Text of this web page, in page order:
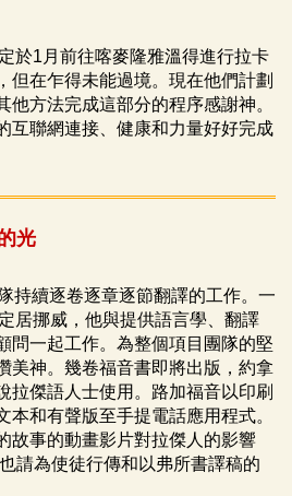
於1月前往喀麥隆雅溫得進行拉卡
但在乍得未能過境。現在他們計劃
他方法完成這部分的程序感謝神。
互聯網連接、健康和力量好好完成
光
持續逐卷逐章逐節翻譯的工作。一
居挪威，他與提供語言學、翻譯
問一起工作。為整個項目團隊的堅
美神。幾卷福音書即將出版，約拿
拉傑語人士使用。路加福音以印刷
本和有聲版至手提電話應用程式。
故事的動畫影片對拉傑人的影響
請為使徒行傳和以弗所書譯稿的